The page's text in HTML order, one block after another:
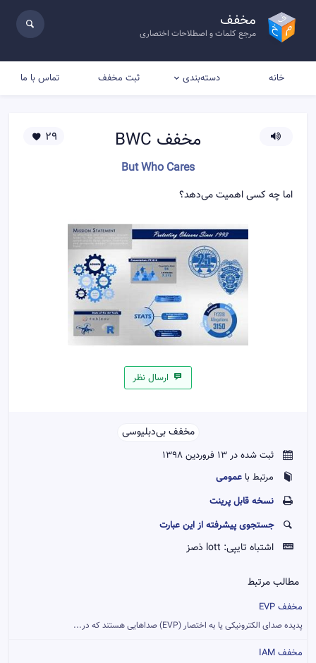
مخفف
مرجع کلمات و اصطلاحات اختصاری
خانه دسته‌بندی ثبت مخفف تماس با ما
مخفف BWC
But Who Cares
29
اما چه کسی اهمیت می‌دهد؟
ارسال نظر
مخفف بی‌دبلیو‌سی‌‌
ثبت شده در 13 فروردین 1398
مرتبط باعمومی
نسخه قابل پرينت
جستجوی پیشرفته از این عبارت
اشتباه تایپی: lott ذصز
مطالب مرتبط
مخفف EVP
پدیده صدای الکترونیکی یا به اختصار (EVP) صداهایی هستند که در...
مخفف IAM